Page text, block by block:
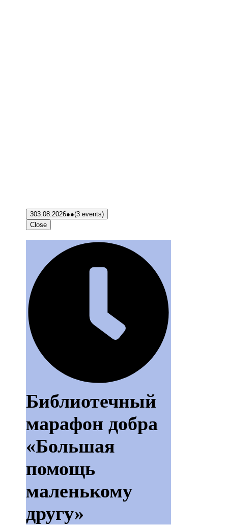
303.08.2026●●(3 events)
Close
Библиотечный
марафон добра
«Большая
помощь
маленькому
другу»